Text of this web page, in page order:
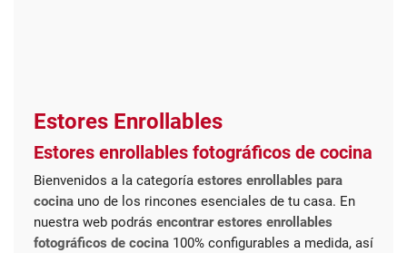
Estores Enrollables
Estores enrollables fotográficos de cocina
Bienvenidos a la categoría estores enrollables para
cocinauno de los rincones esenciales de tu casa. En
nuestra web podrás encontrar estores enrollables
fotográficos de cocina100% configurables a medida, así